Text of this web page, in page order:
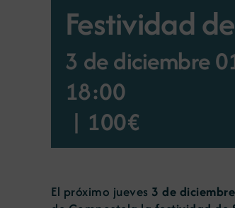
Festividad
3 de diciembre
18:00
| 100€
El próximo jueves 3 de diciembre